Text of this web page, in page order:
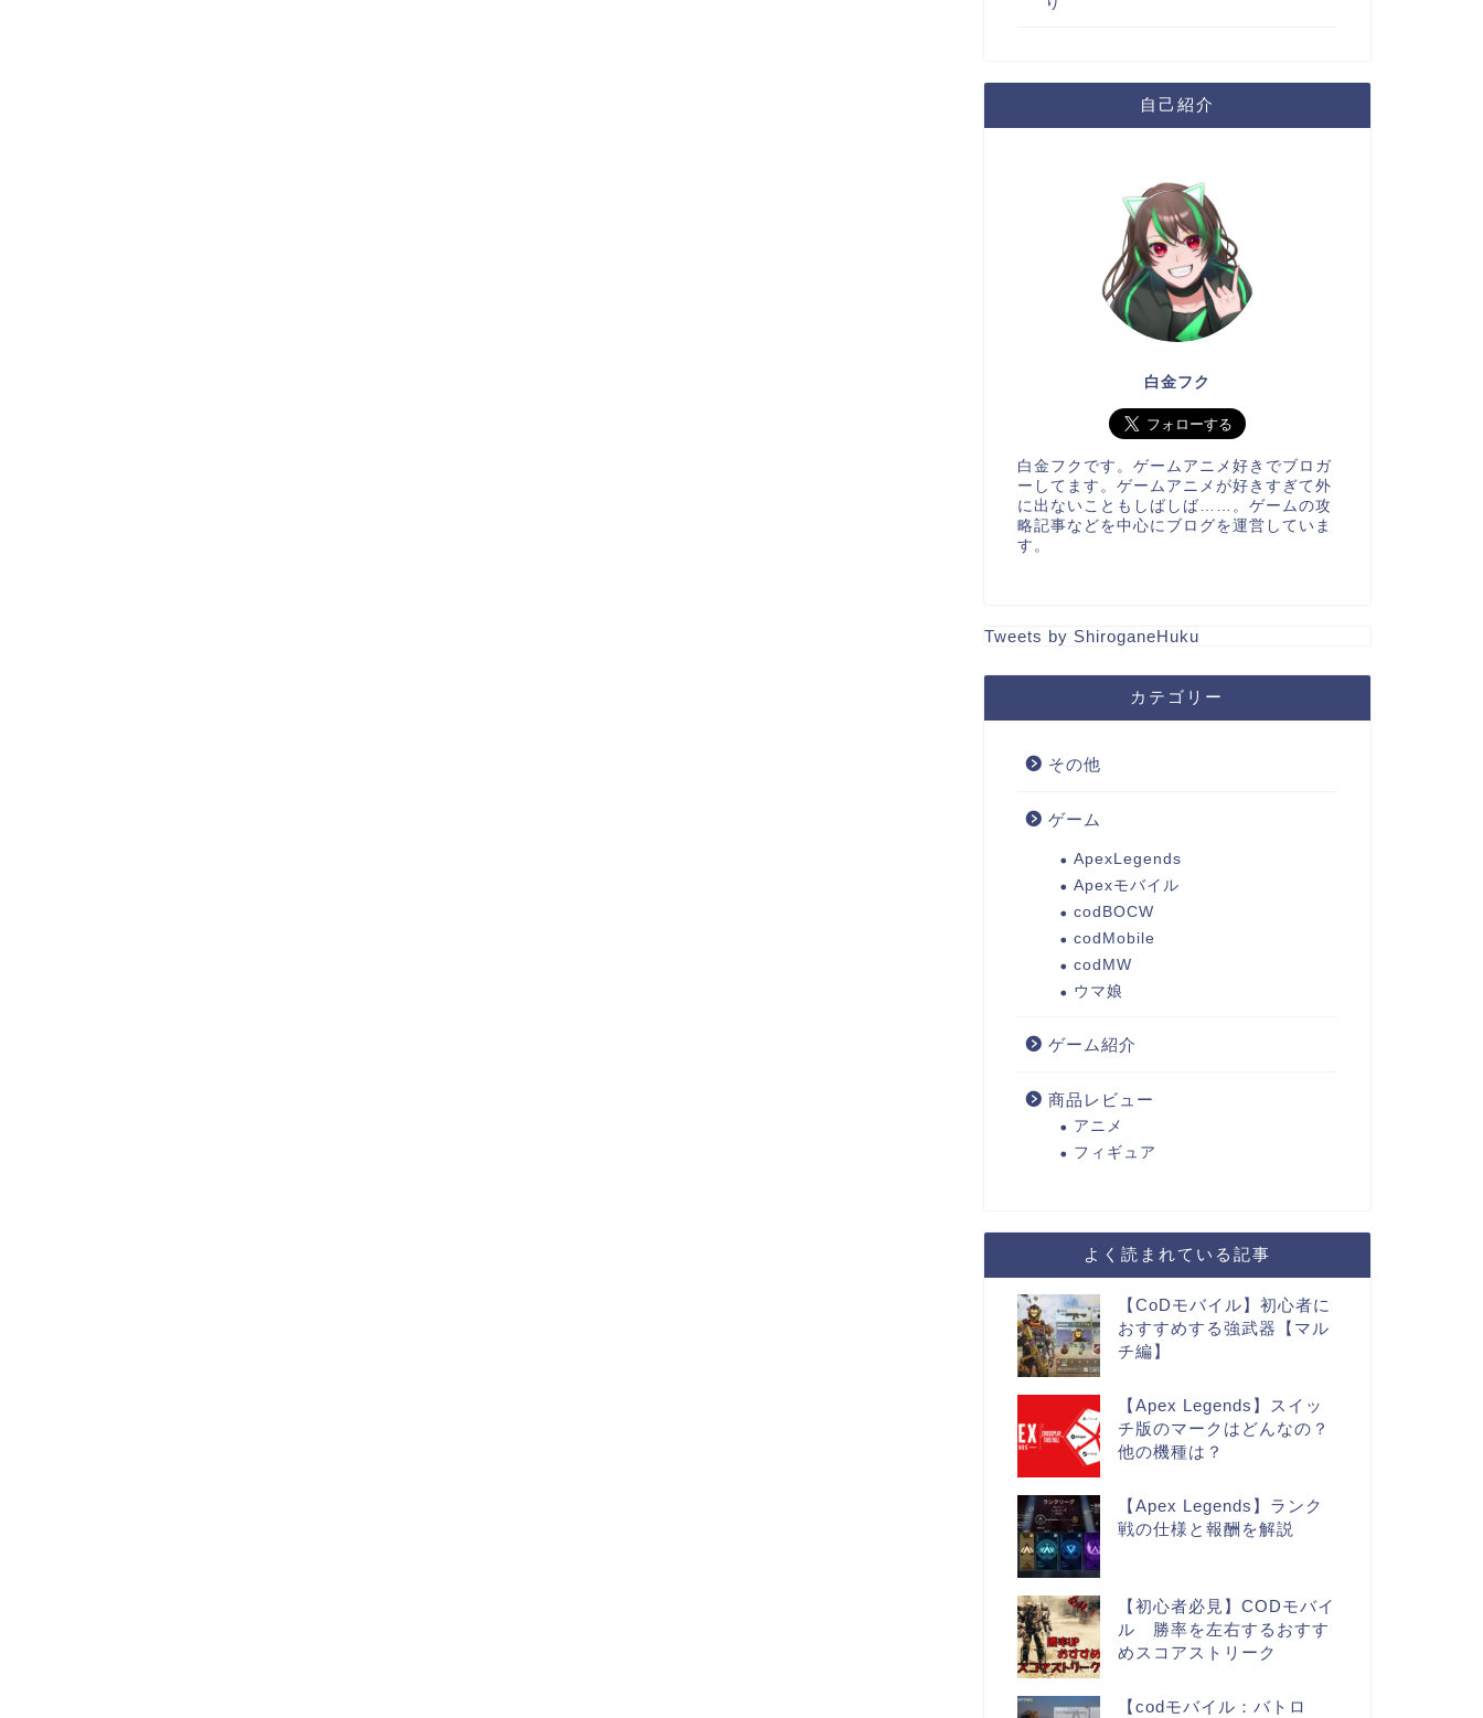
自己紹介
白金フク
白金フクです。ゲームアニメ好きでブロガ
ーしてます。ゲームアニメが好きすぎて外
に出ないこともしばしば……。ゲームの攻
略記事などを中心にブログを運営していま
す。
Tweets by ShiroganeHuku
カテゴリー
その他
ゲーム
ApexLegends
Apexモバイル
codBOCW
codMobile
codMW
ウマ娘
ゲーム紹介
商品レビュー
アニメ
フィギュア
よく読まれている記事
【CoDモバイル】初心者に
おすすめする強武器【マル
チ編】
【Apex Legends】スイッ
チ版のマークはどんなの？
他の機種は？
【Apex Legends】ランク
戦の仕様と報酬を解説
【初心者必見】CODモバイ
ル 勝率を左右するおすす
めスコアストリーク
【codモバイル：バトロ